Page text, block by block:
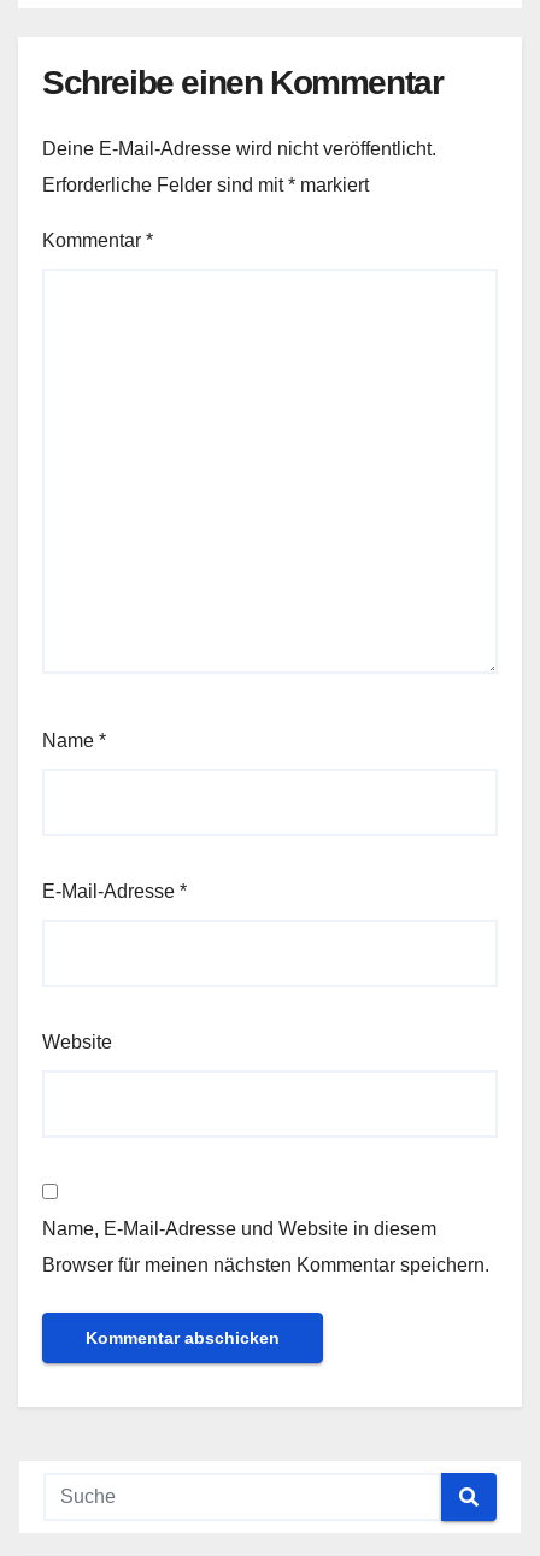
Schreibe einen Kommentar
Deine E-Mail-Adresse wird nicht veröffentlicht.
Erforderliche Felder sind mit* markiert
Kommentar *
Name *
E-Mail-Adresse *
Website
Name, E-Mail-Adresse und Website in diesem
Browser für meinen nächsten Kommentar speichern.